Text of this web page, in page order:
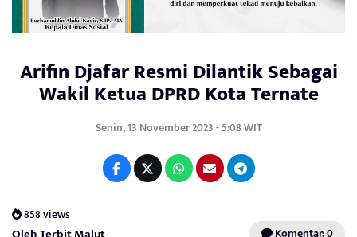
Arifin Djafar Resmi Dilantik Sebagai
Wakil Ketua DPRD Kota Ternate
Senin, 13 November 2023 - 5:08 WIT
858 views